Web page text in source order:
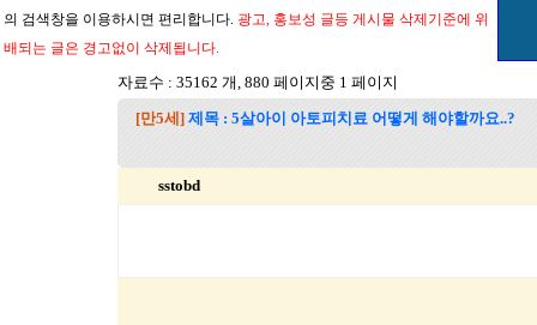
의 검색창을 이용하시면 편리합니다. 광고, 홍보성 글등 게시물 삭제기준에 위
배되는 글은 경고없이 삭제됩니다.
자료수 : 35162 개, 880 페이지중 1 페이지
[만5세] 제목 : 5살아이 아토피치료 어떻게 해야할까요..?
sstobd